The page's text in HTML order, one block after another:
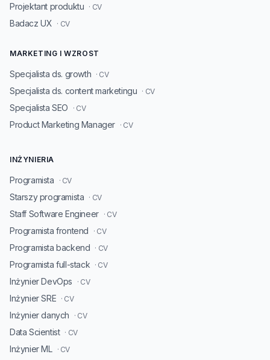
Projektant produktu · CV
Badacz UX · CV
MARKETING I WZROST
Specjalista ds. growth · CV
Specjalista ds. content marketingu · CV
Specjalista SEO · CV
Product Marketing Manager · CV
INŻYNIERIA
Programista · CV
Starszy programista · CV
Staff Software Engineer · CV
Programista frontend · CV
Programista backend · CV
Programista full-stack · CV
Inżynier DevOps · CV
Inżynier SRE · CV
Inżynier danych · CV
Data Scientist · CV
Inżynier ML · CV